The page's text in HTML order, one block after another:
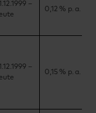
–
0,12 % p. a.
–
0,15 % p. a.